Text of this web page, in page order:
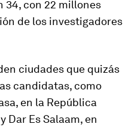
34, con 22 millones
de los investigadores
ciudades que quizás
candidatas, como
en la República
Dar Es Salaam, en